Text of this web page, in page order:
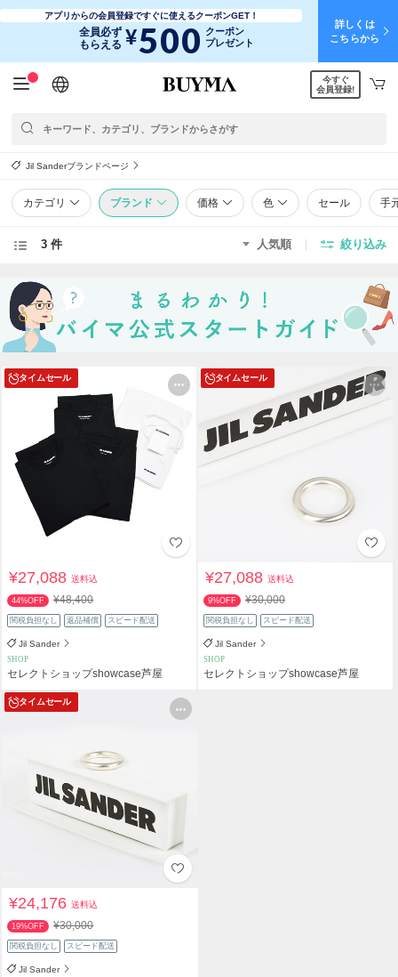
アプリからの会員登録ですぐに使えるクーポンGET！
全員必ず
もらえる ¥500 クーポン
プレゼント
詳しくは
こちらから
日本語
English
简体中文
繁體中文
今すぐ
会員登録!
Jil Sanderブランドページ
カテゴリ ブランド 価格 色 セール 手
3 件 人気順 絞り込み
タイムセール
¥27,088送料込
44%OFF ¥48,400
関税負担なし 返品補償 スピード配送
Jil Sander
SHOP
セレクトショップshowcase芦屋
タイムセール
¥27,088送料込
9%OFF ¥30,000
関税負担なし スピード配送
Jil Sander
SHOP
セレクトショップshowcase芦屋
タイムセール
¥24,176送料込
19%OFF ¥30,000
関税負担なし スピード配送
Jil Sander